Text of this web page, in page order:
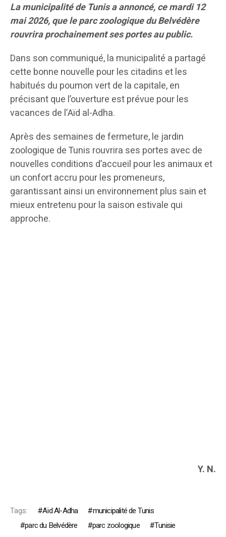
La municipalité de Tunis a annoncé, ce mardi 12
mai 2026, que le parc zoologique du Belvédère
rouvrira prochainement ses portes au public.
Dans son communiqué, la municipalité a partagé
cette bonne nouvelle pour les citadins et les
habitués du poumon vert de la capitale, en
précisant que l’ouverture est prévue pour les
vacances de l’Aïd al-Adha.
Après des semaines de fermeture, le jardin
zoologique de Tunis rouvrira ses portes avec de
nouvelles conditions d’accueil pour les animaux et
un confort accru pour les promeneurs,
garantissant ainsi un environnement plus sain et
mieux entretenu pour la saison estivale qui
approche.
Y. N.
Tags: Aïd Al-Adha
municipalité de Tunis
parc du Belvédère
parc zoologique Tunisie